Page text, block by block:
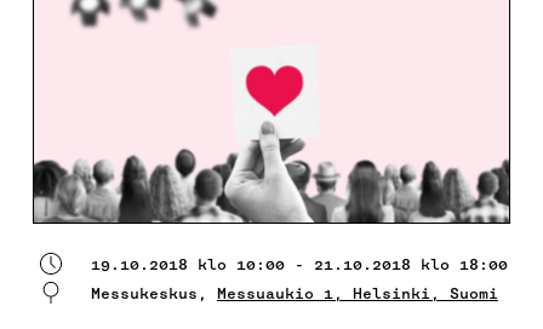
19.10.2018 klo 10:00 - 21.10.2018 klo 18:00
Messukeskus, Messuaukio 1, Helsinki, Suomi